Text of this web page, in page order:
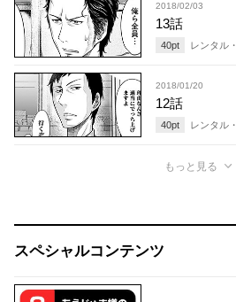
2018/02/03
13話
40pt レンタル・
2018/01/20
12話
40pt レンタル・
もっと見る
スペシャルコンテンツ